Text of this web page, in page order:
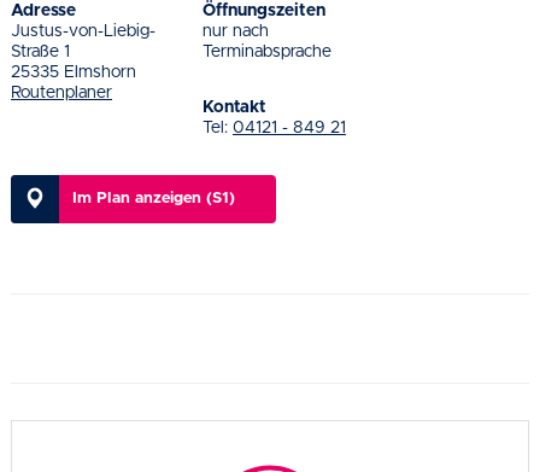
Adresse
Justus-von-Liebig-
Straße 1
25335 Elmshorn
Routenplaner
Öffnungszeiten
nur nach
Terminabsprache
Kontakt
Tel: 04121 - 849 21
Im Plan anzeigen (S1)